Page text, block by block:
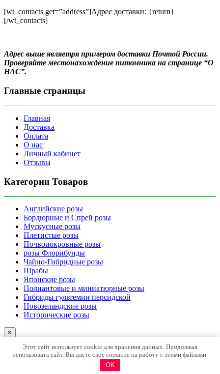
[wt_contacts get=”address”]Адрес доставки: {return}
[/wt_contacts]
Адрес выше являетря примером доставки Почтой России.
Проверяйте местонахождение питомника на странице “О
НАС”.
Главные страницы
Главная
Доставка
Оплата
О нас
Личный кабинет
Отзывы
Категории Товаров
Английские розы
Бордюрные и Спрей розы
Мускусные розы
Плетистые розы
Почвопокровные розы
розы Флорибунды
Чайно-Гибридные розы
Шрабы
Японские розы
Полиантовые и миниатюрные розы
Гибриды гультемии персидской
Новозеландские розы
Исторические розы
×
[/wt_locations]
В списке нет моего города (использовать данные головного
Этот сайт использует cookie для хранения данных. Продолжая
использовать сайт, Вы даете свое согласие на работу с этими файлами.
OK